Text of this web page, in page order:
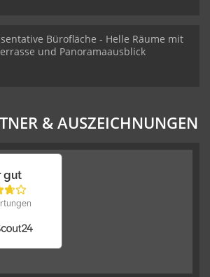
Bürofläche - Helle Räume mit
und Panoramaausblick
& AUSZEICHNUNGEN